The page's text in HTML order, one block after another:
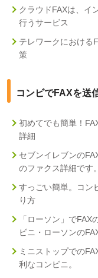
クラウドFAXは、イ
行うサービス
テレワークにおける
策
コンビでFAXを送
初めてでも簡単！
詳細
セブンイレブンの
のファクス詳細です。
すっごい簡単。コン
り方
「ローソン」で
ビニ・ローソンの
ミニストップでの
利なコンビニ。